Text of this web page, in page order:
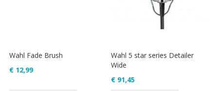
Wahl Fade Brush
€ 12,99
Wahl 5 star series Detailer
Wide
€ 91,45